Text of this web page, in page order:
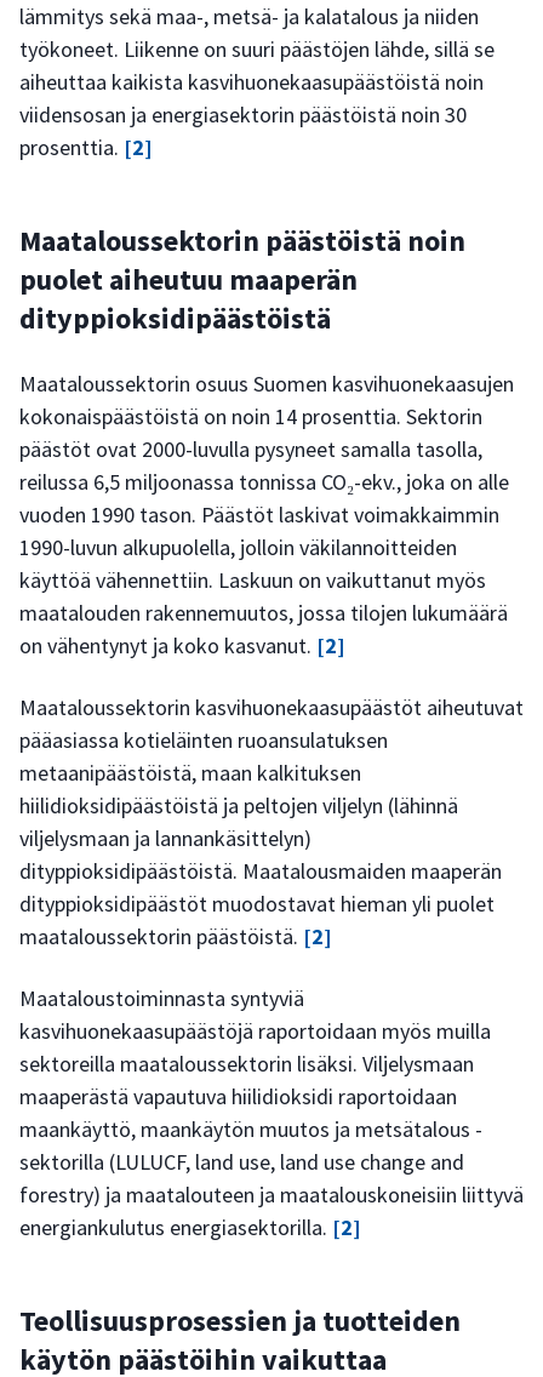
lämmitys sekä maa-, metsä- ja kalatalous ja niiden
työkoneet. Liikenne on suuri päästöjen lähde, sillä se
aiheuttaa kaikista kasvihuonekaasupäästöistä noin
viidensosan ja energiasektorin päästöistä noin 30
prosenttia. [2]
Maataloussektorin päästöistä noin
puolet aiheutuu maaperän
dityppioksidipäästöistä
Maataloussektorin osuus Suomen kasvihuonekaasujen
kokonaispäästöistä on noin 14 prosenttia. Sektorin
päästöt ovat 2000-luvulla pysyneet samalla tasolla,
reilussa 6,5 miljoonassa tonnissa CO₂-ekv., joka on alle
vuoden 1990 tason. Päästöt laskivat voimakkaimmin
1990-luvun alkupuolella, jolloin väkilannoitteiden
käyttöä vähennettiin. Laskuun on vaikuttanut myös
maatalouden rakennemuutos, jossa tilojen lukumäärä
on vähentynyt ja koko kasvanut. [2]
Maataloussektorin kasvihuonekaasupäästöt aiheutuvat
pääasiassa kotieläinten ruoansulatuksen
metaanipäästöistä, maan kalkituksen
hiilidioksidipäästöistä ja peltojen viljelyn (lähinnä
viljelysmaan ja lannankäsittelyn)
dityppioksidipäästöistä. Maatalousmaiden maaperän
dityppioksidipäästöt muodostavat hieman yli puolet
maataloussektorin päästöistä. [2]
Maataloustoiminnasta syntyviä
kasvihuonekaasupäästöjä raportoidaan myös muilla
sektoreilla maataloussektorin lisäksi. Viljelysmaan
maaperästä vapautuva hiilidioksidi raportoidaan
maankäyttö, maankäytön muutos ja metsätalous -
sektorilla (LULUCF, land use, land use change and
forestry) ja maatalouteen ja maatalouskoneisiin liittyvä
energiankulutus energiasektorilla. [2]
Teollisuusprosessien ja tuotteiden
käytön päästöihin vaikuttaa